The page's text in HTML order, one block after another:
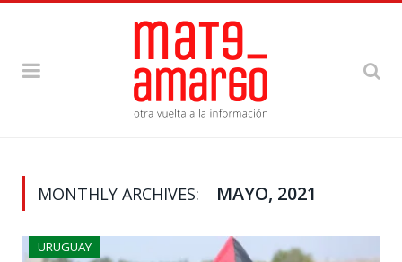
MONTHLY ARCHIVES: MAYO, 2021
URUGUAY